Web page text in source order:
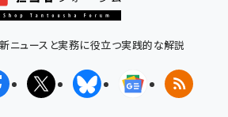
ニュースと実務に役立つ実践的な解説
FacebookX(エックス)BlueskyGoogleニュ
RSS